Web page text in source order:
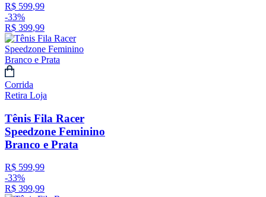
R$ 599,99
-33%
R$ 399,99
Corrida
Retira Loja
Tênis Fila Racer
Speedzone Feminino
Branco e Prata
R$ 599,99
-33%
R$ 399,99